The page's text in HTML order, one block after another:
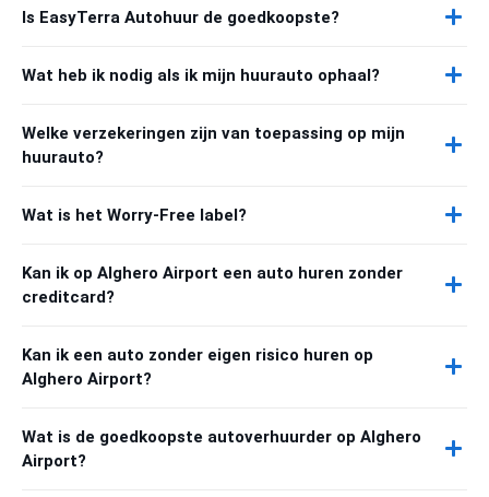
Is EasyTerra Autohuur de goedkoopste?
Wat heb ik nodig als ik mijn huurauto ophaal?
Welke verzekeringen zijn van toepassing op mijn
huurauto?
Wat is het Worry-Free label?
Kan ik op Alghero Airport een auto huren zonder
creditcard?
Kan ik een auto zonder eigen risico huren op
Alghero Airport?
Wat is de goedkoopste autoverhuurder op Alghero
Airport?